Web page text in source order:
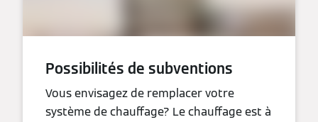
Possibilités de subventions
Vous envisagez de remplacer votre
système de chauffage? Le chauffage est à